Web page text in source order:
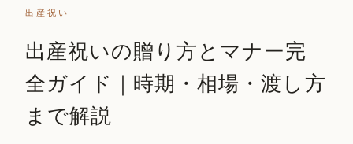
出産祝い
出産祝いの贈り方とマナー完
全ガイド｜時期・相場・渡し方
まで解説